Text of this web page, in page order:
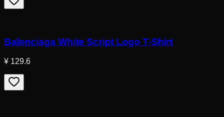
Balenciaga White Script Logo T-Shirt
¥ 129.6